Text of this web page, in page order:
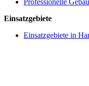
Professionelle
Einsatzgebiete
Einsatzgebiete in